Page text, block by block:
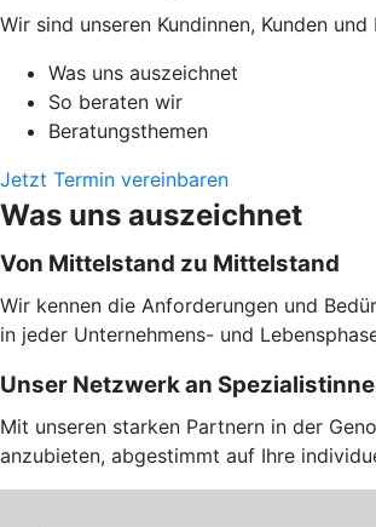
Wir sind unseren Kundinnen, Kunden
Was uns auszeichnet
So beraten wir
Beratungsthemen
Jetzt Termin vereinbaren
Was uns auszeichnet
Von Mittelstand zu Mittelstand
Wir kennen die Anforderungen und
in jeder Unternehmens- und
Unser Netzwerk an
Mit unseren starken Partnern in der
anzubieten, abgestimmt auf Ihre